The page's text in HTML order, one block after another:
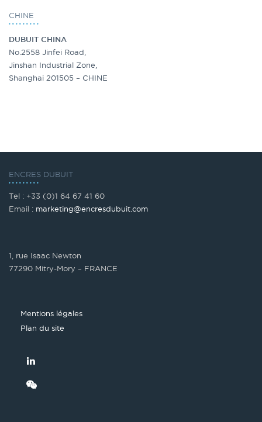
CHINE
DUBUIT CHINA
No.2558 Jinfei Road,
Jinshan Industrial Zone,
Shanghai 201505 – CHINE
ENCRES DUBUIT
Tel : +33 (0)1 64 67 41 60
Email : marketing@encresdubuit.com
1, rue Isaac Newton
77290 Mitry-Mory – FRANCE
Mentions légales
Plan du site